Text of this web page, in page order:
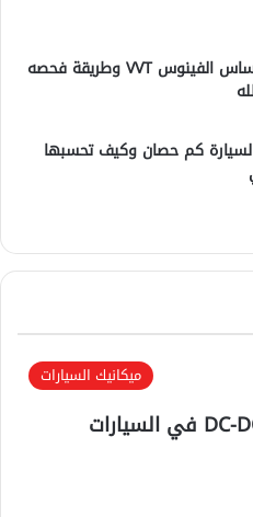
مبدأ عمل حساس الفينوس VVT وطريقة فحصه
كم حصان وكيف تحسبها
ميكانيك السيارات
كل شيء عن DC-DC Converter في السيارات